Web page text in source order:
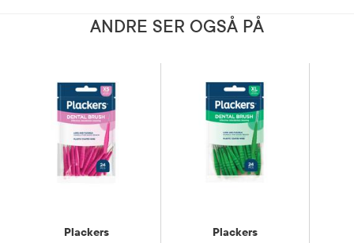
ANDRE SER OGSÅ PÅ
Plackers Plackers